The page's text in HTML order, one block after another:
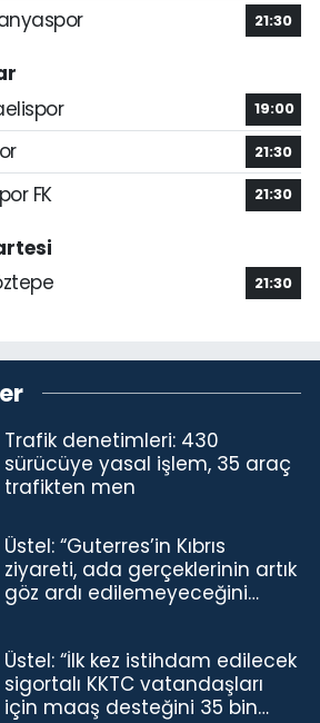
21:30
19:00
21:30
FK 21:30
21:30
Trafik denetimleri: 430
sürücüye yasal işlem, 35 araç
trafikten men
Üstel: “Guterres’in Kıbrıs
ziyareti, ada gerçeklerinin artık
göz ardı edilemeyeceğini
Üstel: “İlk kez istihdam edilecek
sigortalı KKTC vatandaşları
için maaş desteğini 35 bin